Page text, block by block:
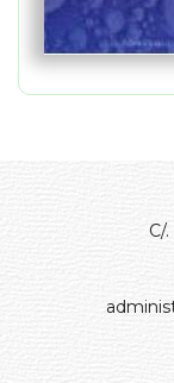
C/